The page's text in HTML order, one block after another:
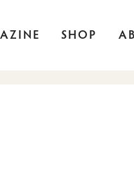
SHOP